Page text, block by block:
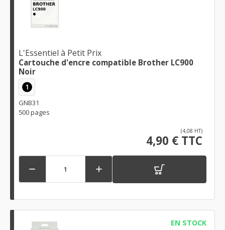
L'Essentiel à Petit Prix
Cartouche d'encre compatible Brother LC900
Noir
1
GNB31
500 pages
(4,08 HT)
4,90 € TTC
 
EN STOCK